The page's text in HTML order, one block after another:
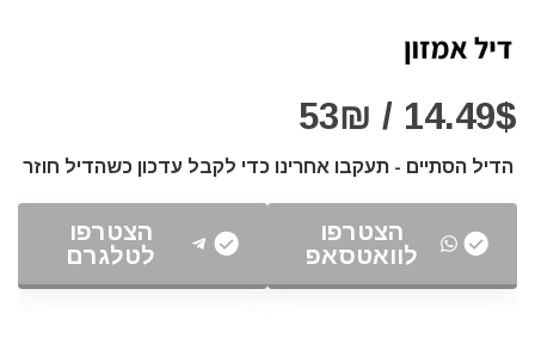
14.49$ / 53₪
הדיל הסתיים - תעקבו אחרינו כדי לקבל עדכון כשהדיל חוזר
הצטרפו
לוואטסאפ
הצטרפו
לטלגרם